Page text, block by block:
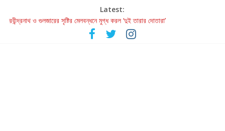
Latest:
রবীন্দ্রনাথ ও গুলজারের সৃষ্টির মেলবন্ধনে মুগ্ধ করল ‘দুই তারার দোতারা’
কলের গান থেকে রীলস্ — বাঙালির গান শোনার বিবর্তনের গল্প
জগন্নাথমঙ্গলম্ — বাংলায় প্রথমবার মঞ্চে এবার রথযাত্রার উদযাপন